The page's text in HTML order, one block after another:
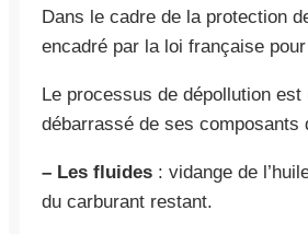
Dans le cadre de la protection
encadré par la loi française
Le processus de dépollution
débarrassé de ses composants
– Les fluides : vidange de
du carburant restant.